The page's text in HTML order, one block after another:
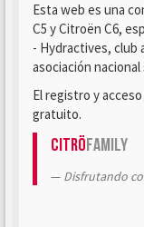
Esta web es una
C5 y Citroën C6,
- Hydractives, club
asociación
El registro y
gratuito.
CitröFamily
Disfrutando